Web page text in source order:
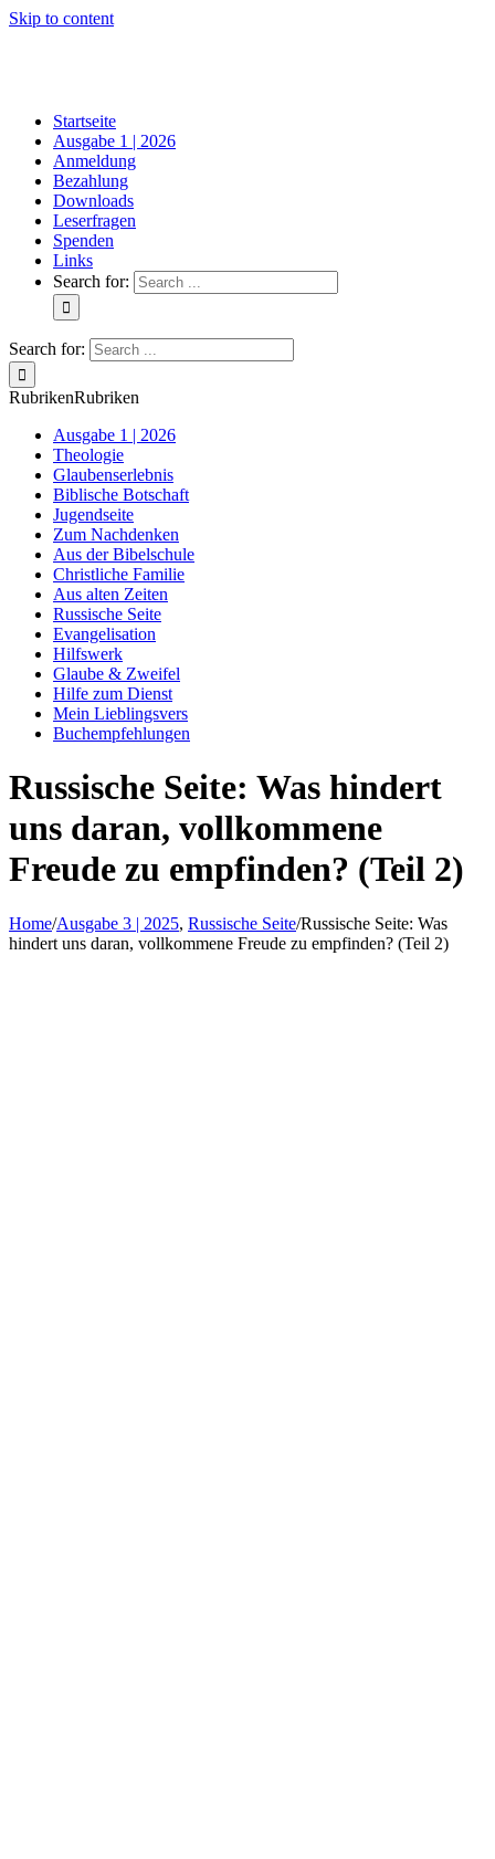
Skip to content
Startseite
Ausgabe 1 | 2026
Anmeldung
Bezahlung
Downloads
Leserfragen
Spenden
Links
Search for:
Search for:
RubrikenRubriken
Ausgabe 1 | 2026
Theologie
Glaubenserlebnis
Biblische Botschaft
Jugendseite
Zum Nachdenken
Aus der Bibelschule
Christliche Familie
Aus alten Zeiten
Russische Seite
Evangelisation
Hilfswerk
Glaube & Zweifel
Hilfe zum Dienst
Mein Lieblingsvers
Buchempfehlungen
Russische Seite: Was hindert
uns daran, vollkommene
Freude zu empfinden? (Teil 2)
Home/Ausgabe 3 | 2025, Russische Seite/Russische Seite: Was
hindert uns daran, vollkommene Freude zu empfinden? (Teil 2)